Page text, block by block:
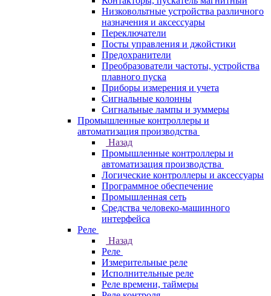
Низковольтные устройства различного
назначения и аксессуары
Переключатели
Посты управления и джойстики
Предохранители
Преобразователи частоты, устройства
плавного пуска
Приборы измерения и учета
Сигнальные колонны
Сигнальные лампы и зуммеры
Промышленные контроллеры и
автоматизация производства
Назад
Промышленные контроллеры и
автоматизация производства
Логические контроллеры и аксессуары
Программное обеспечение
Промышленная сеть
Средства человеко-машинного
интерфейса
Реле
Назад
Реле
Измерительные реле
Исполнительные реле
Реле времени, таймеры